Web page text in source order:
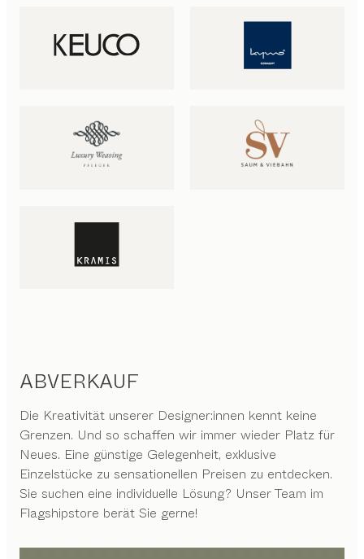
ABVERKAUF
Die Kreativität unserer Designer:innen kennt keine
Grenzen. Und so schaffen wir immer wieder Platz für
Neues. Eine günstige Gelegenheit, exklusive
Einzelstücke zu sensationellen Preisen zu entdecken.
Sie suchen eine individuelle Lösung? Unser Team im
Flagshipstore berät Sie gerne!